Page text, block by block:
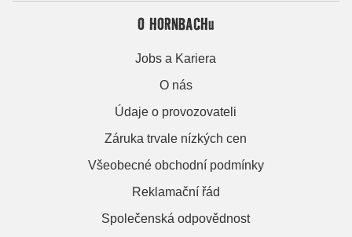
O HORNBACHu
Jobs a Kariera
O nás
Údaje o provozovateli
Záruka trvale nízkých cen
Všeobecné obchodní podmínky
Reklamační řád
Společenská odpovědnost